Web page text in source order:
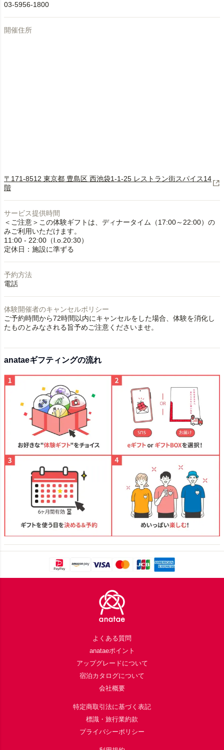
03-5956-1800
開催住所
〒171-8512 東京都 豊島区 西池袋1-1-25 レストラン街スパイス14
階
サービス提供時間
＜ご注意＞この体験ギフトは、ディナータイム（17:00～22:00）の
みご利用いただけます。
11:00 - 22:00（l.o.20:30）
定休日：施設に準ずる
予約方法
電話
体験開催者のキャンセルポリシー
ご予約時間から72時間以内にキャンセルをした場合、体験を消化し
たものとみなされる旨予めご注意くださいませ。
anataeギフティングの流れ
よくある質問
anataeポイント
アップグレードについて
宿泊カタログについて
会社概要
特定商取引法に基づく表記
標識・旅行業約款
プライバシーポリシー